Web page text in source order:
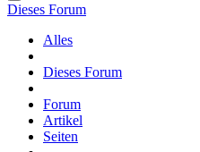
Dieses Forum
Alles
Dieses Forum
Forum
Artikel
Seiten